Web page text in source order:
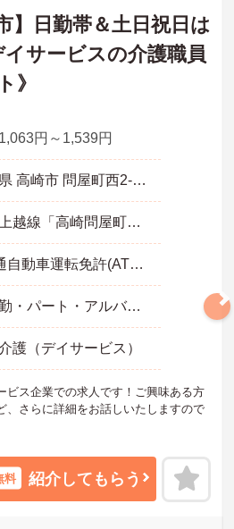
】日勤帯＆土日祝日は
サービスの介護職員
》
円～1,539円
群馬県 高崎市 問屋町西2-6-2
ＪＲ上越線「高崎問屋町駅」徒歩20分
■普通自動車運転免許(AT限定可) 必須 ■無資格OK ■経験不問 ※無資格者:入社半年以内に会社負担で認知症介護基礎研修受講
非常勤・パート・アルバイト
護（デイサービス）
ビス企業での求人です！ご興味ある方
、さらに詳細をお話しいたしますので
料 紹介してもらう